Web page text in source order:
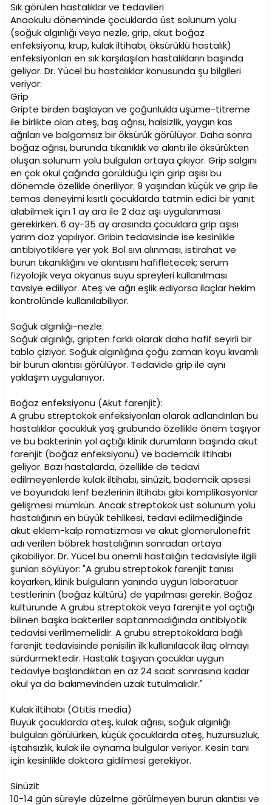
Sık görülen hastalıklar ve tedavileri
Anaokulu döneminde çocuklarda üst solunum yolu
(soğuk algınlığı veya nezle, grip, akut boğaz
enfeksiyonu, krup, kulak iltihabı, öksürüklü hastalık)
enfeksiyonları en sık karşılaşılan hastalıkların başında
geliyor. Dr. Yücel bu hastalıklar konusunda şu bilgileri
veriyor:
Grip
Gripte birden başlayan ve çoğunlukla üşüme-titreme
ile birlikte olan ateş, baş ağrısı, halsizlik, yaygın kas
ağrıları ve balgamsız bir öksürük görülüyor. Daha sonra
boğaz ağrısı, burunda tıkanıklık ve akıntı ile öksürükten
oluşan solunum yolu bulguları ortaya çıkıyor. Grip salgını
en çok okul çağında görüldüğü için girip aşısı bu
dönemde özelikle öneriliyor. 9 yaşından küçük ve grip ile
temas deneyimi kısıtlı çocuklarda tatmin edici bir yanıt
alabilmek için 1 ay ara ile 2 doz aşı uygulanması
gerekirken. 6 ay-35 ay arasında çocuklara grip aşısı
yarım doz yapılıyor. Gribin tedavisinde ise kesinlikle
antibiyotiklere yer yok. Bol sıvı alınması, istirahat ve
burun tıkanıklığını ve akıntısını hafifletecek; serum
fizyolojik veya okyanus suyu spreyleri kullanılması
tavsiye ediliyor. Ateş ve ağrı eşlik ediyorsa ilaçlar hekim
kontrolünde kullanılabiliyor.
Soğuk algınlığı-nezle:
Soğuk algınlığı, gripten farklı olarak daha hafif seyirli bir
tablo çiziyor. Soğuk algınlığına çoğu zaman koyu kıvamlı
bir burun akıntısı görülüyor. Tedavide grip ile aynı
yaklaşım uygulanıyor.
Boğaz enfeksiyonu (Akut farenjit):
A grubu streptokok enfeksiyonları olarak adlandırılan bu
hastalıklar çocukluk yaş grubunda özellikle önem taşıyor
ve bu bakterinin yol açtığı klinik durumların başında akut
farenjit (boğaz enfeksiyonu) ve bademcik iltihabı
geliyor. Bazı hastalarda, özellikle de tedavi
edilmeyenlerde kulak iltihabı, sinüzit, bademcik apsesi
ve boyundaki lenf bezlerinin iltihabı gibi komplikasyonlar
gelişmesi mümkün. Ancak streptokok üst solunum yolu
hastalığının en büyük tehlikesi, tedavi edilmediğinde
akut eklem-kalp romatizması ve akut glomerulonefrit
adı verilen böbrek hastalığının sonradan ortaya
çıkabiliyor. Dr. Yücel bu önemli hastalığın tedavisiyle ilgili
şunları söylüyor: "A grubu streptokok farenjit tanısı
koyarken, klinik bulguların yanında uygun laboratuar
testlerinin (boğaz kültürü) de yapılması gerekir. Boğaz
kültüründe A grubu streptokok veya farenjite yol açtığı
bilinen başka bakteriler saptanmadığında antibiyotik
tedavisi verilmemelidir. A grubu streptokoklara bağlı
farenjit tedavisinde penisilin ilk kullanılacak ilaç olmayı
sürdürmektedir. Hastalık taşıyan çocuklar uygun
tedaviye başlandıktan en az 24 saat sonrasına kadar
okul ya da bakımevinden uzak tutulmalıdır."
Kulak iltihabı (Otitis media)
Büyük çocuklarda ateş, kulak ağrısı, soğuk algınlığı
bulguları görülürken, küçük çocuklarda ateş, huzursuzluk,
iştahsızlık, kulak ile oynama bulgular veriyor. Kesin tanı
için kesinlikle doktora gidilmesi gerekiyor.
Sinüzit
10-14 gün süreyle düzelme görülmeyen burun akıntısı ve